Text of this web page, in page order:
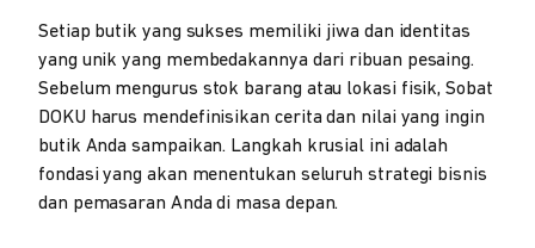
Setiap butik yang sukses memiliki jiwa dan identitas
yang unik yang membedakannya dari ribuan pesaing.
Sebelum mengurus stok barang atau lokasi fisik, Sobat
DOKU harus mendefinisikan cerita dan nilai yang ingin
butik Anda sampaikan. Langkah krusial ini adalah
fondasi yang akan menentukan seluruh strategi bisnis
dan pemasaran Anda di masa depan.